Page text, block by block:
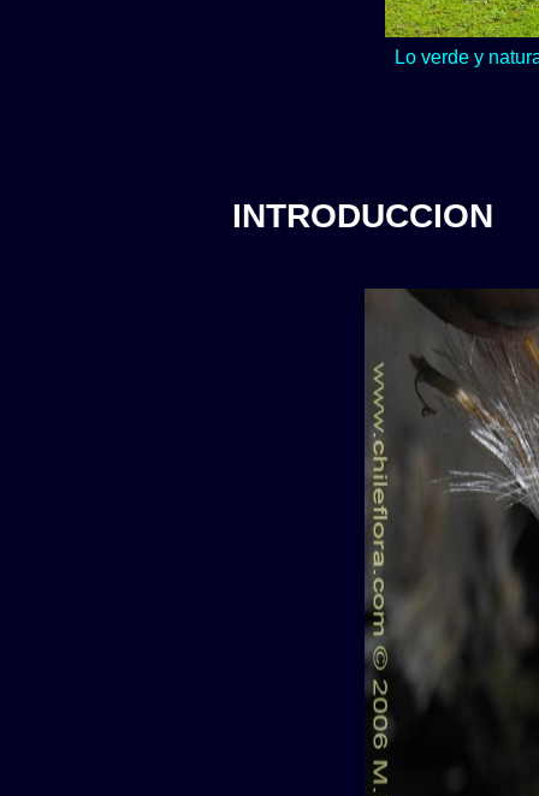
Lo verde y
INTRODUCCION